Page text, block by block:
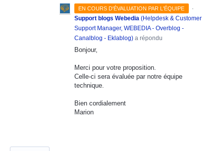
EN COURS D'ÉVALUATION PAR L'ÉQUIPE
·
Support blogs Webedia (Helpdesk & Customer
Support Manager, WEBEDIA - Overblog -
Canalblog - Eklablog) a répondu
Bonjour,
Merci pour votre proposition.
Celle-ci sera évaluée par notre équipe
technique.
Bien cordialement
Marion